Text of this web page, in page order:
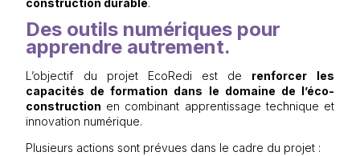
construction durable.
Des outils numériques pour
apprendre autrement.
L’objectif du projet EcoRedi est de renforcer les
capacités de formation dans le domaine de l’éco-
construction en combinant apprentissage technique et
innovation numérique.
Plusieurs actions sont prévues dans le cadre du projet :